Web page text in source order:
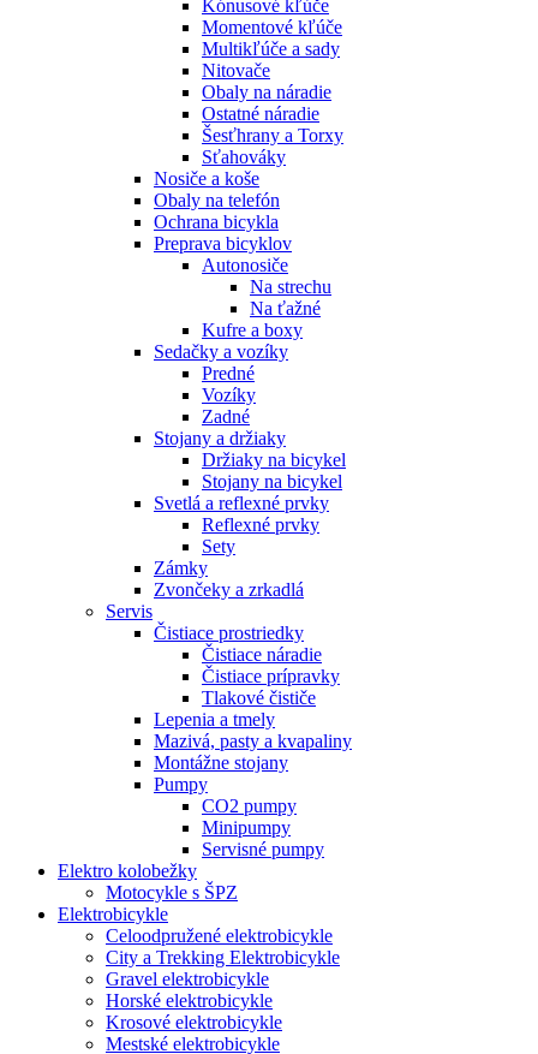
Kónusové kľúče
Momentové kľúče
Multikľúče a sady
Nitovače
Obaly na náradie
Ostatné náradie
Šesťhrany a Torxy
Sťahováky
Nosiče a koše
Obaly na telefón
Ochrana bicykla
Preprava bicyklov
Autonosiče
Na strechu
Na ťažné
Kufre a boxy
Sedačky a vozíky
Predné
Vozíky
Zadné
Stojany a držiaky
Držiaky na bicykel
Stojany na bicykel
Svetlá a reflexné prvky
Reflexné prvky
Sety
Zámky
Zvončeky a zrkadlá
Servis
Čistiace prostriedky
Čistiace náradie
Čistiace prípravky
Tlakové čističe
Lepenia a tmely
Mazivá, pasty a kvapaliny
Montážne stojany
Pumpy
CO2 pumpy
Minipumpy
Servisné pumpy
Elektro kolobežky
Motocykle s ŠPZ
Elektrobicykle
Celoodpružené elektrobicykle
City a Trekking Elektrobicykle
Gravel elektrobicykle
Horské elektrobicykle
Krosové elektrobicykle
Mestské elektrobicykle